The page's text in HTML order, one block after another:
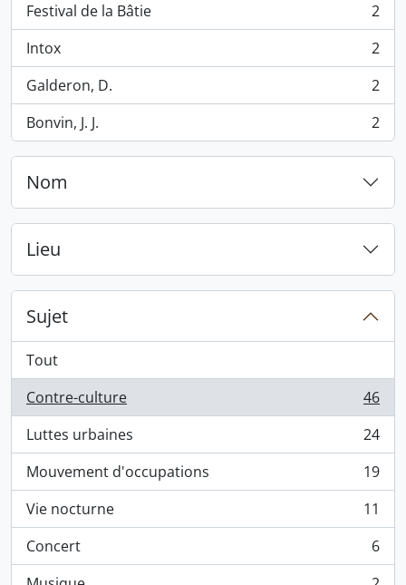
Festival de la Bâtie
, 2 résultats
2
Intox
, 2 résultats
2
Galderon, D.
, 2 résultats
2
Bonvin, J. J.
, 2 résultats 2
Nom
Lieu
Sujet
Tout
Contre-culture
, 46 résultats
46
Luttes urbaines
, 24 résultats
24
Mouvement d'occupations
, 19 résultats
19
Vie nocturne
, 11 résultats
11
Concert
, 6 résultats
6